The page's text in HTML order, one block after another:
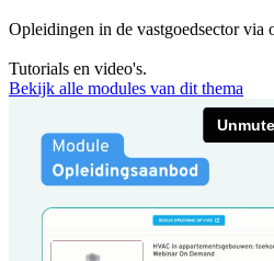
Opleidingen in de vastgoedsector via
Tutorials en video's.
Bekijk alle modules van dit thema